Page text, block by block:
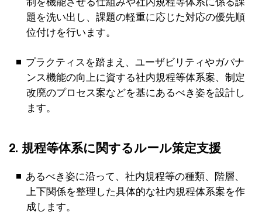
題を洗い出し、課題の軽重に応じた対応の優先順
位付けを行います。
プラクティスを踏まえ、ユーザビリティやガバナ
ンス機能の向上に資する社内規程等体系案、制定
改廃のプロセス案などを基にあるべき姿を設計し
ます。
2. 規程等体系に関するルール策定支援
あるべき姿に沿って、社内規程等の種類、階層、
上下関係を整理した具体的な社内規程体系案を作
成します。